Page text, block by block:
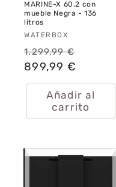
MARINE-X 60.2 con
mueble Negra - 136
litros
Proveedor:
WATERBOX
Precio
habitual
1.299,99 €
oferta
899,99 €
Añadir al
carrito